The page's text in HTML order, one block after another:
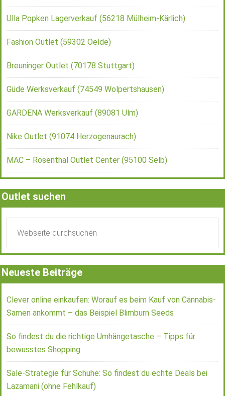
Ulla Popken Lagerverkauf (56218 Mülheim-Kärlich)
Fashion Outlet (59302 Oelde)
Breuninger Outlet (70178 Stuttgart)
Güde Werksverkauf (74549 Wolpertshausen)
GARDENA Werksverkauf (89081 Ulm)
Nike Outlet (91074 Herzogenaurach)
MAC – Rosenthal Outlet Center (95100 Selb)
Outlet suchen
Neueste Beiträge
Clever online einkaufen: Worauf es beim Kauf von Cannabis-
Samen ankommt – das Beispiel Blimburn Seeds
So findest du die richtige Umhängetasche – Tipps für
bewusstes Shopping
Sale-Strategie für Schuhe: So findest du echte Deals bei
Lazamani (ohne Fehlkauf)